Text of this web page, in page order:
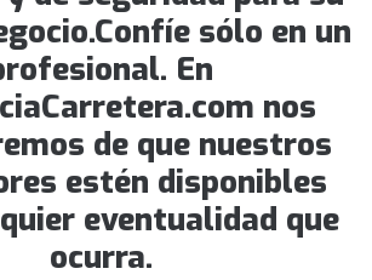
sólo en un
En
nos
de que nuestros
estén disponibles
eventualidad que
ocurra.